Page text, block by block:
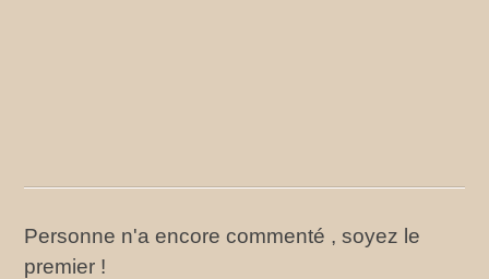
Personne n'a encore commenté , soyez le
premier !